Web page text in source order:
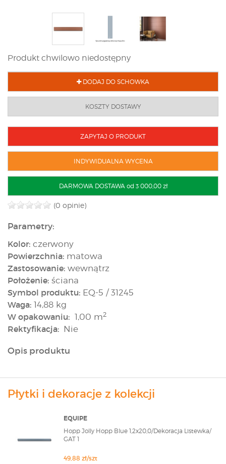
Produkt chwilowo niedostępny
DODAJ DO SCHOWKA
KOSZTY DOSTAWY
ZAPYTAJ O PRODUKT
INDYWIDUALNA WYCENA
DARMOWA DOSTAWA od 3 000,00 zł
(0 opinie)
Parametry:
Kolor: czerwony
Powierzchnia: matowa
Zastosowanie: wewnątrz
Położenie: ściana
Symbol produktu: EQ-5 / 31245
Waga: 14,88 kg
W opakowaniu: 1,00 m2
Rektyfikacja: Nie
Opis produktu
Płytki i dekoracje z kolekcji
EQUIPE
Hopp Jolly Hopp Blue 1,2x20,0/Dekoracja Listewka/
GAT 1
49,88 zł/szt